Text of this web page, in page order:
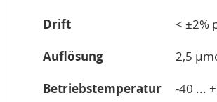
Drift
< ±2%
Auflösung
2,5
Betriebstemperatur
-40 ...